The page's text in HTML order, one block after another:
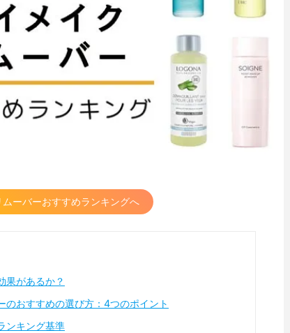
ーバーおすすめランキングへ
果があるか？
のおすすめの選び方：4つのポイント
ンキング基準